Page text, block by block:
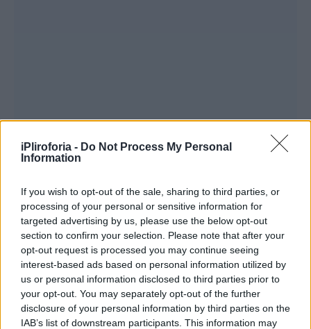
iPliroforia - Do Not Process My Personal
Information
If you wish to opt-out of the sale, sharing to third parties, or
processing of your personal or sensitive information for
targeted advertising by us, please use the below opt-out
section to confirm your selection. Please note that after your
opt-out request is processed you may continue seeing
interest-based ads based on personal information utilized by
us or personal information disclosed to third parties prior to
your opt-out. You may separately opt-out of the further
disclosure of your personal information by third parties on the
IAB’s list of downstream participants. This information may